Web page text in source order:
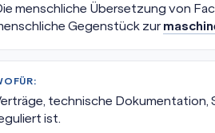
menschliche Übersetzung von
Gegenstück zur
technische Dokumentation,
ist.